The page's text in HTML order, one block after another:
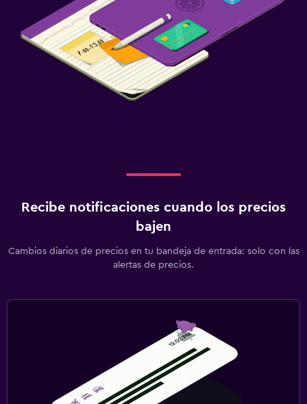
Recibe notificaciones cuando los precios
bajen
Cambios diarios de precios en tu bandeja de entrada: solo con las
alertas de precios.